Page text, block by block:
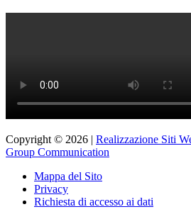
Copyright © 2026 | Realizzazione Siti
Group Communication
Mappa del Sito
Privacy
Richiesta di accesso ai dati